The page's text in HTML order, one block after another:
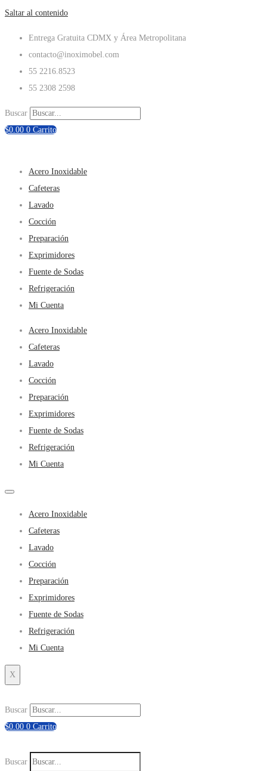
Saltar al contenido
Entrega Gratuita CDMX y Área Metropolitana
contacto@inoximobel.com
55 2216.8523
55 2308 2598
Buscar
$0.00 0 Carrito
Acero Inoxidable
Cafeteras
Lavado
Cocción
Preparación
Exprimidores
Fuente de Sodas
Refrigeración
Mi Cuenta
Acero Inoxidable
Cafeteras
Lavado
Cocción
Preparación
Exprimidores
Fuente de Sodas
Refrigeración
Mi Cuenta
Acero Inoxidable
Cafeteras
Lavado
Cocción
Preparación
Exprimidores
Fuente de Sodas
Refrigeración
Mi Cuenta
X
Buscar
$0.00 0 Carrito
Buscar